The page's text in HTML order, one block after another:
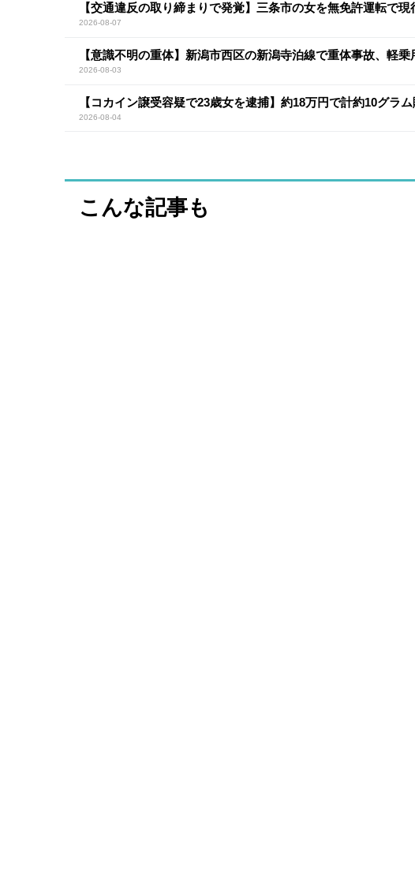
【交通違反の取り締まりで発覚】三条市の女を無免許運転で現
2026-08-07
【意識不明の重体】新潟市西区の新潟寺泊線で重体事故、軽
2026-08-03
【コカイン譲受容疑で23歳女を逮捕】約18万円で計約10グラ
2026-08-04
こんな記事も